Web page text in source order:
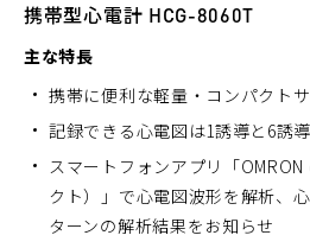
携帯型心電計 HCG-8060T
主な特長
携帯に便利な軽量・コンパクト
記録できる心電図は1誘導と6誘
スマートフォンアプリ「
クト）」で心電図波形を解析、
ターンの解析結果をお知らせ